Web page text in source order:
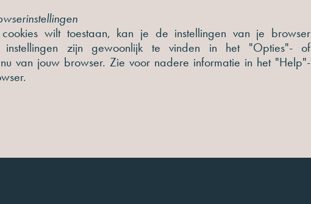
wilt toestaan, kan je de instellingen van je browser
instellingen zijn gewoonlijk te vinden in het "Opties"- of
van jouw browser. Zie voor nadere informatie in het "Help"-